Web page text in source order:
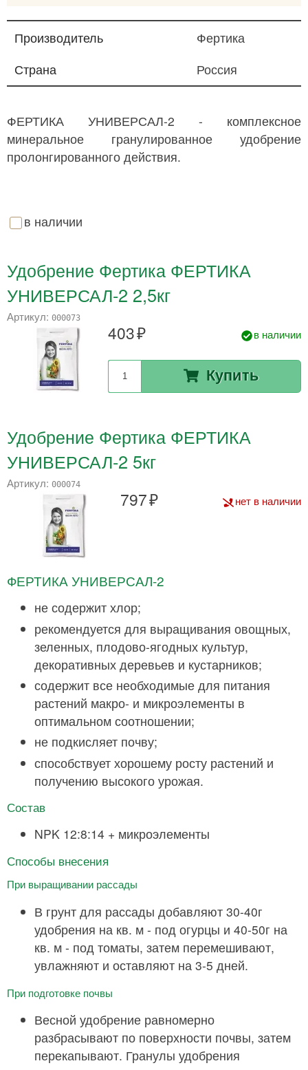
Производитель
Фертика
Страна
Россия
ФЕРТИКА УНИВЕРСАЛ-2 - комплексное
минеральное гранулированное удобрение
пролонгированного действия.
в наличии
Удобрение Фертика ФЕРТИКА
УНИВЕРСАЛ-2 2,5кг
Артикул: 000073
403 в наличии
Купить
Удобрение Фертика ФЕРТИКА
УНИВЕРСАЛ-2 5кг
Артикул: 000074
797 нет в наличии
ФЕРТИКА УНИВЕРСАЛ-2
не содержит хлор;
рекомендуется для выращивания овощных,
зеленных, плодово-ягодных культур,
декоративных деревьев и кустарников;
содержит все необходимые для питания
растений макро- и микроэлементы в
оптимальном соотношении;
не подкисляет почву;
способствует хорошему росту растений и
получению высокого урожая.
Состав
NPK 12:8:14 + микроэлементы
Способы внесения
При выращивании рассады
В грунт для рассады добавляют 30-40г
удобрения на кв. м - под огурцы и 40-50г на
кв. м - под томаты, затем перемешивают,
увлажняют и оставляют на 3-5 дней.
При подготовке почвы
Весной удобрение равномерно
разбрасывают по поверхности почвы, затем
перекапывают. Гранулы удобрения